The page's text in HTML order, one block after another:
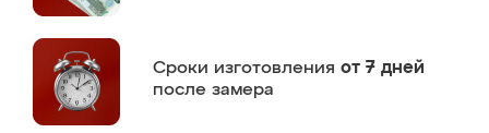
Сроки изготовления от 7 дней
после замера